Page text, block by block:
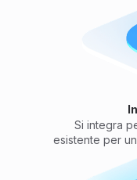
Si integra
esistente per